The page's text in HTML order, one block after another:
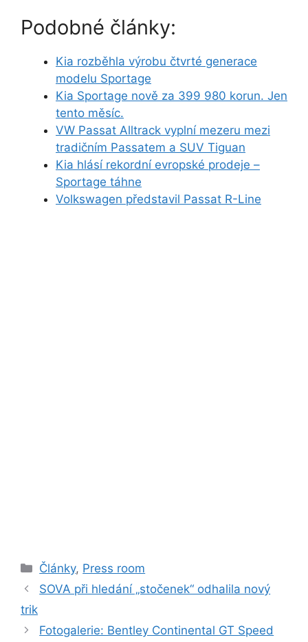
Podobné články:
Kia rozběhla výrobu čtvrté generace
modelu Sportage
Kia Sportage nově za 399 980 korun. Jen
tento měsíc.
VW Passat Alltrack vyplní mezeru mezi
tradičním Passatem a SUV Tiguan
Kia hlásí rekordní evropské prodeje –
Sportage táhne
Volkswagen představil Passat R-Line
Rubriky
Články, Press room
SOVA při hledání „stočenek“ odhalila nový
trik
Fotogalerie: Bentley Continental GT Speed